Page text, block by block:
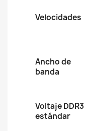
Velocidades
Ancho de
banda
Voltaje DDR3
estándar